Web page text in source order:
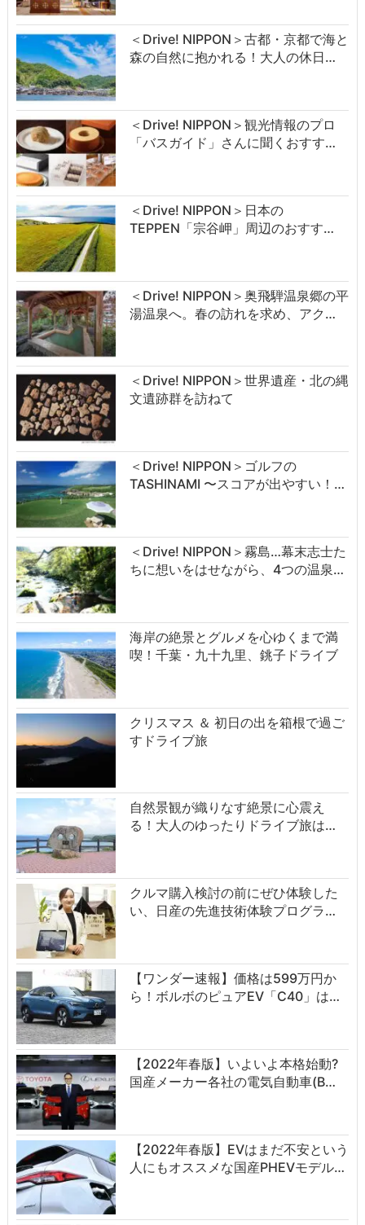
＜Drive! NIPPON＞古都・京都で海と
森の自然に抱かれる！大人の休日…
＜Drive! NIPPON＞観光情報のプロ
「バスガイド」さんに聞くおすす…
＜Drive! NIPPON＞日本の
TEPPEN「宗谷岬」周辺のおすす…
＜Drive! NIPPON＞奥飛騨温泉郷の平
湯温泉へ。春の訪れを求め、アク…
＜Drive! NIPPON＞世界遺産・北の縄
文遺跡群を訪ねて
＜Drive! NIPPON＞ゴルフの
TASHINAMI 〜スコアが出やすい！…
＜Drive! NIPPON＞霧島…幕末志士た
ちに想いをはせながら、4つの温泉…
海岸の絶景とグルメを心ゆくまで満
喫！千葉・九十九里、銚子ドライブ
クリスマス ＆ 初日の出を箱根で過ご
すドライブ旅
自然景観が織りなす絶景に心震え
る！大人のゆったりドライブ旅は…
クルマ購入検討の前にぜひ体験した
い、日産の先進技術体験プログラ…
【ワンダー速報】価格は599万円か
ら！ボルボのピュアEV「C40」は…
【2022年春版】いよいよ本格始動?
国産メーカー各社の電気自動車(B…
【2022年春版】EVはまだ不安という
人にもオススメな国産PHEVモデル…